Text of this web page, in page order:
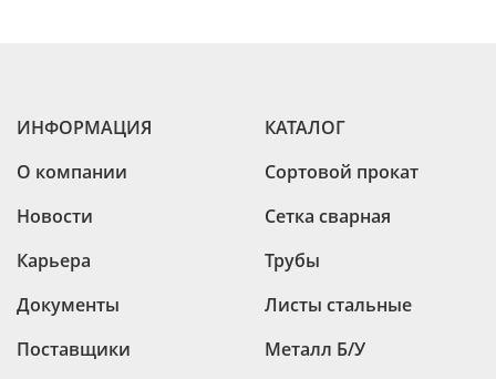
ИНФОРМАЦИЯ
О компании
Новости
Карьера
Документы
Поставщики
КАТАЛОГ
Сортовой прокат
Сетка сварная
Трубы
Листы стальные
Металл Б/У